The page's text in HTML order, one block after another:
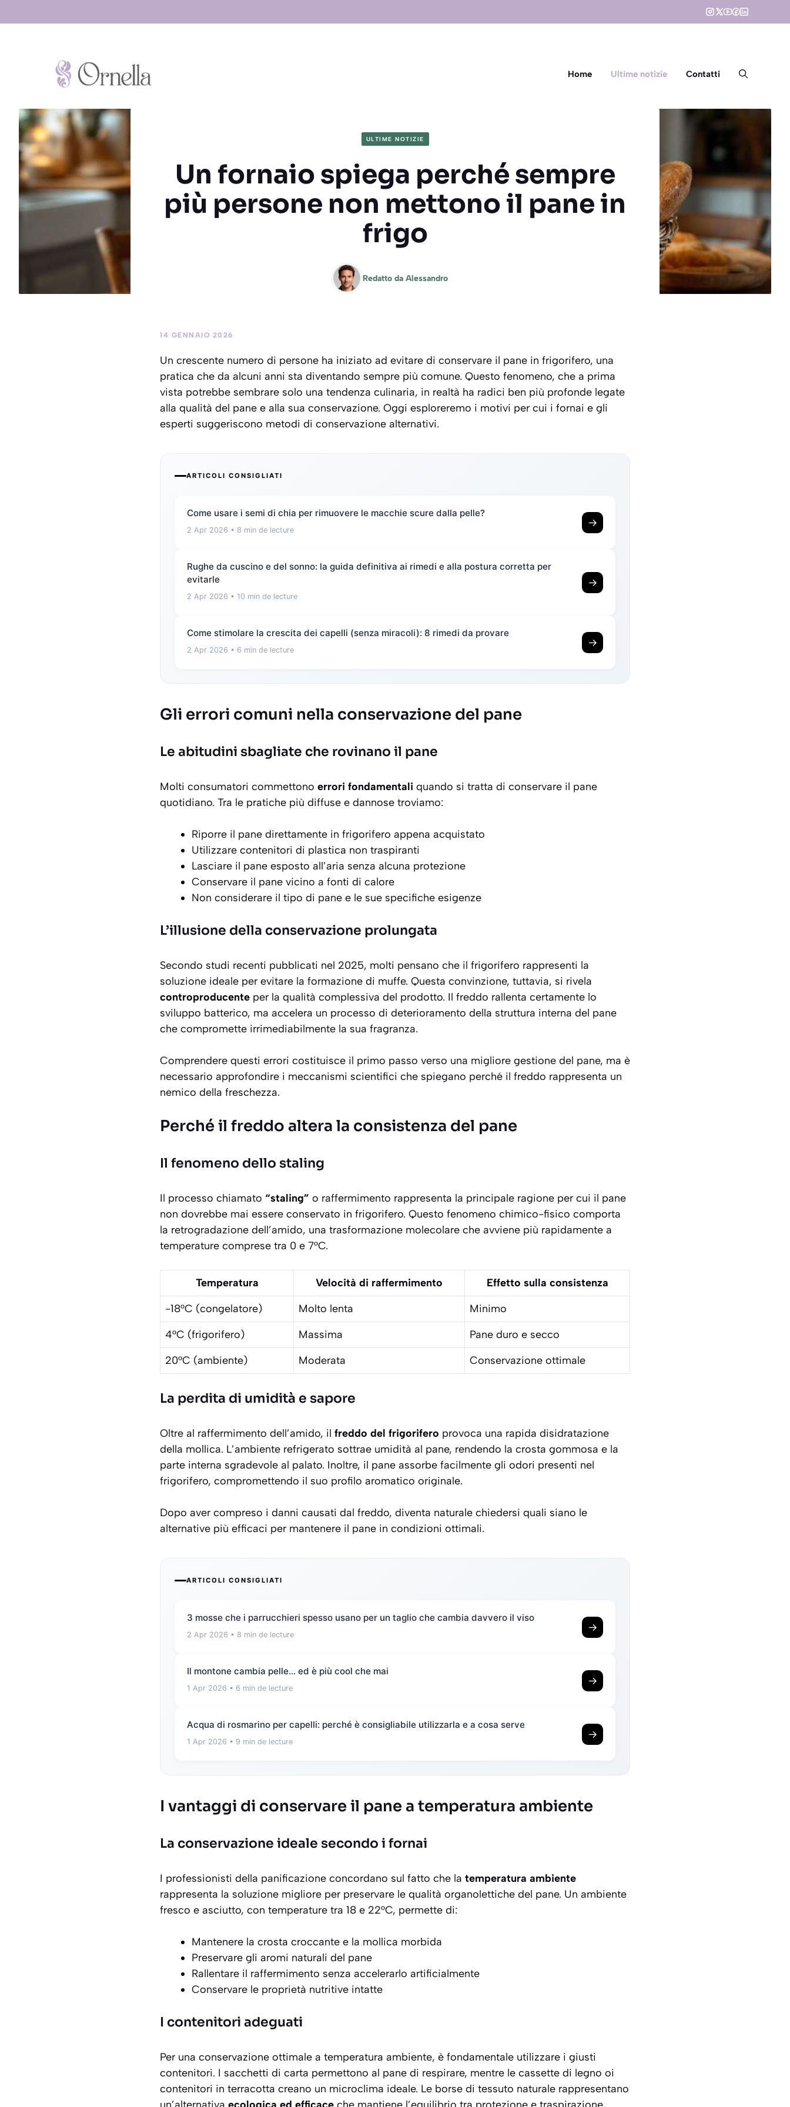
al
Home Ultime notizie Contatti
ULTIME NOTIZIE
Un fornaio spiega perché sempre
più persone non mettono il pane in
frigo
Redatto da Alessandro
14 GENNAIO 2026
Un crescente numero di persone ha iniziato ad evitare di conservare il pane in frigorifero, una
pratica che da alcuni anni sta diventando sempre più comune. Questo fenomeno, che a prima
vista potrebbe sembrare solo una tendenza culinaria, in realtà ha radici ben più profonde legate
alla qualità del pane e alla sua conservazione. Oggi esploreremo i motivi per cui i fornai e gli
esperti suggeriscono metodi di conservazione alternativi.
ARTICOLI CONSIGLIATI
Come usare i semi di chia per rimuovere le macchie scure dalla pelle?
2 Apr 2026 • 8 min de lecture
→
Rughe da cuscino e del sonno: la guida definitiva ai rimedi e alla postura corretta per
evitarle
2 Apr 2026 • 10 min de lecture
→
Come stimolare la crescita dei capelli (senza miracoli): 8 rimedi da provare
2 Apr 2026 • 6 min de lecture
→
Gli errori comuni nella conservazione del pane
Le abitudini sbagliate che rovinano il pane
Molti consumatori commettono errori fondamentali quando si tratta di conservare il pane
quotidiano. Tra le pratiche più diffuse e dannose troviamo:
Riporre il pane direttamente in frigorifero appena acquistato
Utilizzare contenitori di plastica non traspiranti
Lasciare il pane esposto all’aria senza alcuna protezione
Conservare il pane vicino a fonti di calore
Non considerare il tipo di pane e le sue specifiche esigenze
L’illusione della conservazione prolungata
Secondo studi recenti pubblicati nel 2025, molti pensano che il frigorifero rappresenti la
soluzione ideale per evitare la formazione di muffe. Questa convinzione, tuttavia, si rivela
controproducente per la qualità complessiva del prodotto. Il freddo rallenta certamente lo
sviluppo batterico, ma accelera un processo di deterioramento della struttura interna del pane
che compromette irrimediabilmente la sua fragranza.
Comprendere questi errori costituisce il primo passo verso una migliore gestione del pane, ma è
necessario approfondire i meccanismi scientifici che spiegano perché il freddo rappresenta un
nemico della freschezza.
Perché il freddo altera la consistenza del pane
Il fenomeno dello staling
Il processo chiamato “staling” o raffermimento rappresenta la principale ragione per cui il pane
non dovrebbe mai essere conservato in frigorifero. Questo fenomeno chimico-fisico comporta
la retrogradazione dell’amido, una trasformazione molecolare che avviene più rapidamente a
temperature comprese tra 0 e 7°C.
Temperatura Velocità di raffermimento
Effetto sulla consistenza
-18°C (congelatore)
Molto lenta
Minimo
4°C (frigorifero)
Massima
Pane duro e secco
20°C (ambiente)
Moderata Conservazione ottimale
La perdita di umidità e sapore
Oltre al raffermimento dell’amido, il freddo del frigorifero provoca una rapida disidratazione
della mollica. L’ambiente refrigerato sottrae umidità al pane, rendendo la crosta gommosa e la
parte interna sgradevole al palato. Inoltre, il pane assorbe facilmente gli odori presenti nel
frigorifero, compromettendo il suo profilo aromatico originale.
Dopo aver compreso i danni causati dal freddo, diventa naturale chiedersi quali siano le
alternative più efficaci per mantenere il pane in condizioni ottimali.
ARTICOLI CONSIGLIATI
3 mosse che i parrucchieri spesso usano per un taglio che cambia davvero il viso
2 Apr 2026 • 8 min de lecture
→
Il montone cambia pelle… ed è più cool che mai
1 Apr 2026 • 6 min de lecture
→
Acqua di rosmarino per capelli: perché è consigliabile utilizzarla e a cosa serve
1 Apr 2026 • 9 min de lecture
→
I vantaggi di conservare il pane a temperatura ambiente
La conservazione ideale secondo i fornai
I professionisti della panificazione concordano sul fatto che la temperatura ambiente
rappresenta la soluzione migliore per preservare le qualità organolettiche del pane. Un ambiente
fresco e asciutto, con temperature tra 18 e 22°C, permette di:
Mantenere la crosta croccante e la mollica morbida
Preservare gli aromi naturali del pane
Rallentare il raffermimento senza accelerarlo artificialmente
Conservare le proprietà nutritive intatte
I contenitori adeguati
Per una conservazione ottimale a temperatura ambiente, è fondamentale utilizzare i giusti
contenitori. I sacchetti di carta permettono al pane di respirare, mentre le cassette di legno oi
contenitori in terracotta creano un microclima ideale. Le borse di tessuto naturale rappresentano